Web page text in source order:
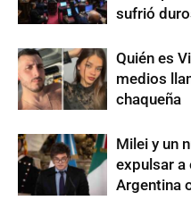
sufrió
Quién es
medios
chaqueña
Milei y un
expulsar a
Argentina